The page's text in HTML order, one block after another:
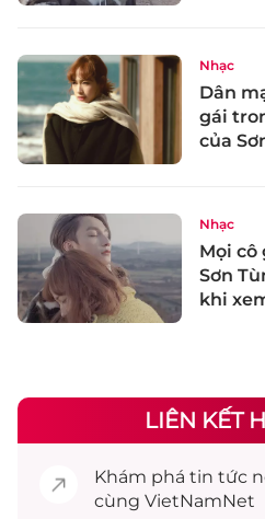
Nhạc
Dân
gái
của
Nhạc
Mọi cô
Sơn
khi
LIÊN KẾT
Khám phá tin tức
cùng VietNamNet